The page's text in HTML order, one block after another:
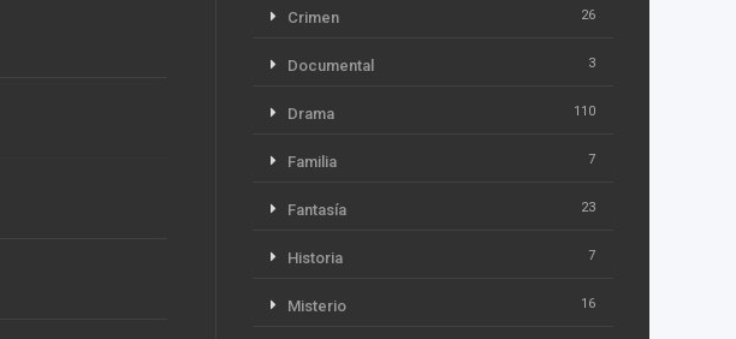
Crimen 26
Documental 3
Drama 110
Familia 7
Fantasía 23
Historia 7
Misterio 16